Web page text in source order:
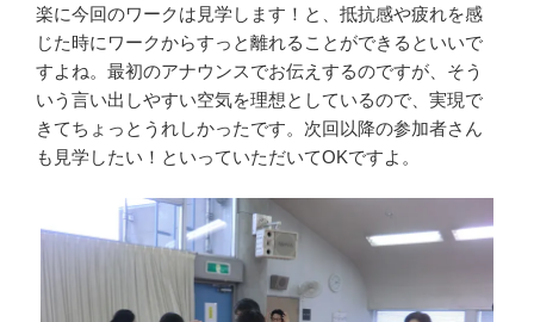
楽に今回のワークは見学します！と、抵抗感や疲れを感
じた時にワークからすっと離れることができるといいで
すよね。最初のアナウンスでお伝えするのですが、そう
いう言い出しやすい空気を理想としているので、実現で
きてちょっとうれしかったです。次回以降の参加者さん
も見学したい！といっていただいてOKですよ。